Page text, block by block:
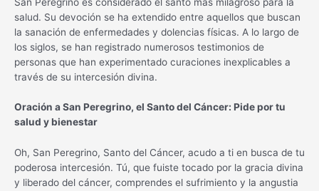
salud. Su devoción se ha extendido entre aquellos que buscan
la sanación de enfermedades y dolencias físicas. A lo largo de
los siglos, se han registrado numerosos testimonios de
personas que han experimentado curaciones inexplicables a
través de su intercesión divina.
Oración a San Peregrino, el Santo del Cáncer: Pide por tu
salud y bienestar
Oh, San Peregrino, Santo del Cáncer, acudo a ti en busca de tu
poderosa intercesión. Tú, que fuiste tocado por la gracia divina
y liberado del cáncer, comprendes el sufrimiento y la angustia